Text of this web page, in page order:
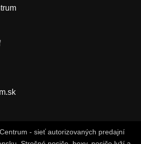
- sieť autorizovaných predajní